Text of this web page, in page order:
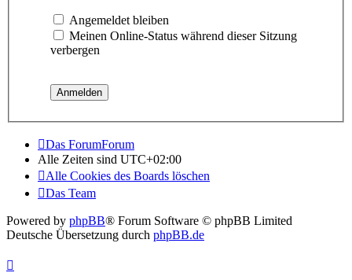
Angemeldet bleiben
Meinen Online-Status während dieser Sitzung
verbergen
Das ForumForum
Alle Zeiten sind UTC+02:00
Alle Cookies des Boards löschen
Das Team
Powered by phpBB® Forum Software © phpBB Limited
Deutsche Übersetzung durch phpBB.de